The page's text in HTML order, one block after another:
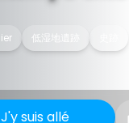
低湿地遺跡
J'y suis allé